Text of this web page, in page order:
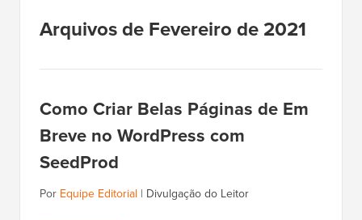
Arquivos de Fevereiro de 2021
Como Criar Belas Páginas de Em
Breve no WordPress com
SeedProd
Por Equipe Editorial | Divulgação do Leitor